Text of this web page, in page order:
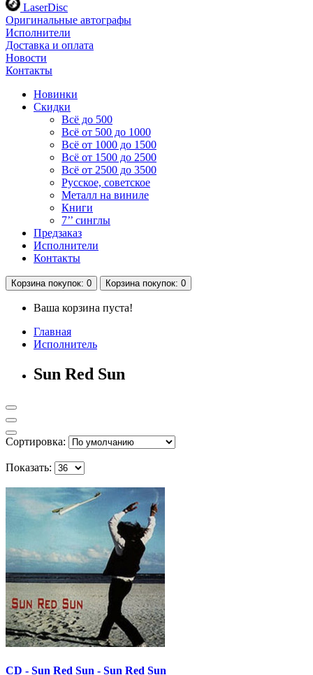
LaserDisc
Оригинальные автографы
Исполнители
Доставка и оплата
Новости
Контакты
Новинки
Скидки
Всё до 500
Всё от 500 до 1000
Всё от 1000 до 1500
Всё от 1500 до 2500
Всё от 2500 до 3500
Русское, советское
Металл на виниле
Книги
7’’ синглы
Предзаказ
Исполнители
Контакты
Корзина покупок: 0 Корзина покупок: 0
Ваша корзина пуста!
Главная
Исполнитель
Sun Red Sun
Сортировка:
Показать:
CD - Sun Red Sun - Sun Red Sun